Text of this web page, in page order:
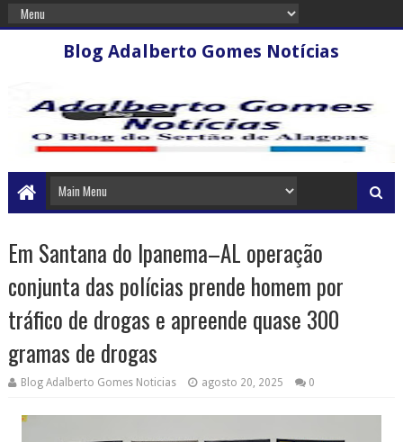
Blog Adalberto Gomes Notícias
Em Santana do Ipanema–AL operação
conjunta das polícias prende homem por
tráfico de drogas e apreende quase 300
gramas de drogas
Blog Adalberto Gomes Noticias agosto 20, 2025 0